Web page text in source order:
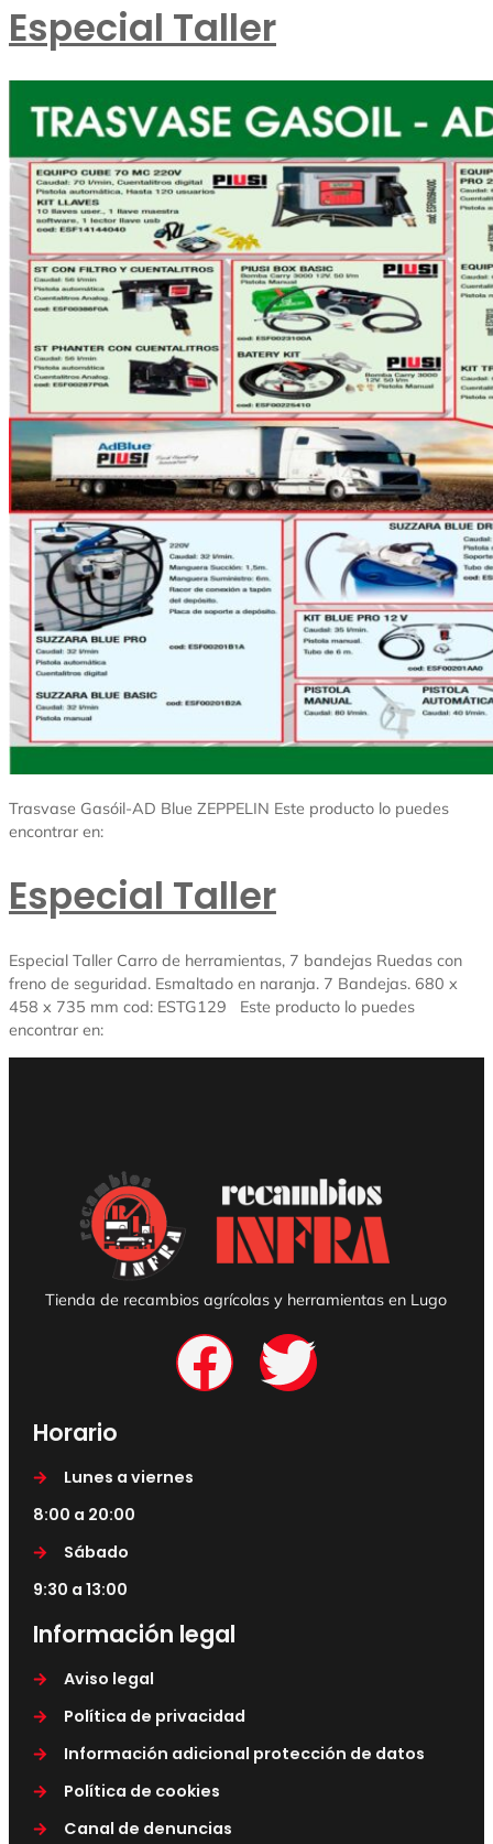
Especial Taller
Trasvase Gasóil-AD Blue ZEPPELIN Este producto lo puedes
encontrar en:
Especial Taller
Especial Taller Carro de herramientas, 7 bandejas Ruedas con
freno de seguridad. Esmaltado en naranja. 7 Bandejas. 680 x
458 x 735 mm cod: ESTG129 Este producto lo puedes
encontrar en:
Tienda de recambios agrícolas y herramientas en Lugo
Horario
Lunes a viernes
8:00 a 20:00
Sábado
9:30 a 13:00
Información legal
Aviso legal
Política de privacidad
Información adicional protección de datos
Política de cookies
Canal de denuncias